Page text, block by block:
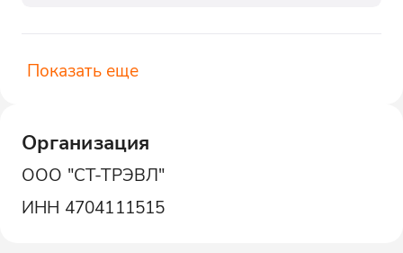
Показать еще
Организация
ООО "СТ-ТРЭВЛ"
ИНН 4704111515